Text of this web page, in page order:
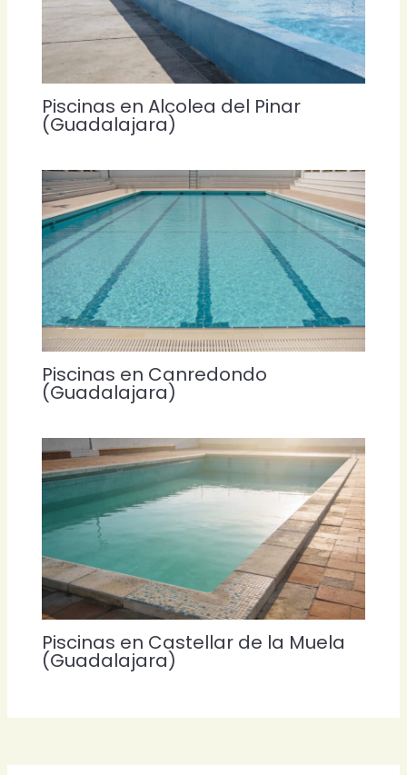
Piscinas en Alcolea del Pinar
(Guadalajara)
Piscinas en Canredondo
(Guadalajara)
Piscinas en Castellar de la Muela
(Guadalajara)